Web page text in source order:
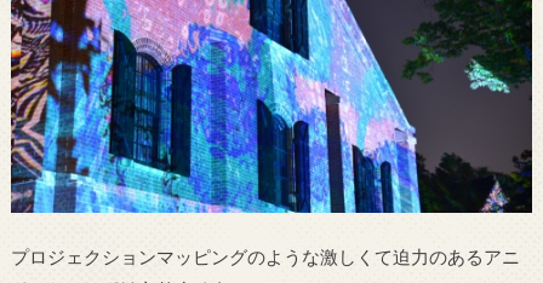
プロジェクションマッピングのような激しくて迫力のあるアニ